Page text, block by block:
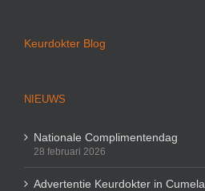
Keurdokter Blog
NIEUWS
Nationale Complimentendag
28 februari 2026
Advertentie Keurdokter in Cumela